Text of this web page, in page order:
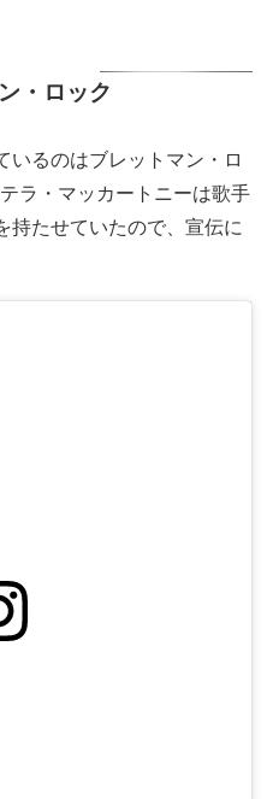
・ロック
いるのはブレットマン・ロ
ラ・マッカートニーは歌手
持たせていたので、宣伝に